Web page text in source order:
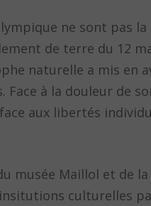
ne sont pas la
de terre du 12
naturelle a mis en
à la douleur de
aux libertés
musée Maillol et de
culturelles